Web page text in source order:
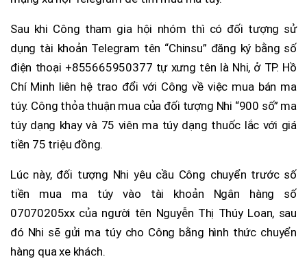
Sau khi Công tham gia hội nhóm thì có đối tượng sử
dụng tài khoản Telegram tên “Chinsu” đăng ký bằng số
điện thoại +855665950377 tự xưng tên là Nhi, ở TP. Hồ
Chí Minh liên hệ trao đổi với Công về việc mua bán ma
túy. Công thỏa thuận mua của đối tượng Nhi “900 số” ma
túy dạng khay và 75 viên ma túy dạng thuốc lắc với giá
tiền 75 triệu đồng.
Lúc này, đối tượng Nhi yêu cầu Công chuyển trước số
tiền mua ma túy vào tài khoản Ngân hàng số
07070205xx của người tên Nguyễn Thị Thúy Loan, sau
đó Nhi sẽ gửi ma túy cho Công bằng hình thức chuyển
hàng qua xe khách.